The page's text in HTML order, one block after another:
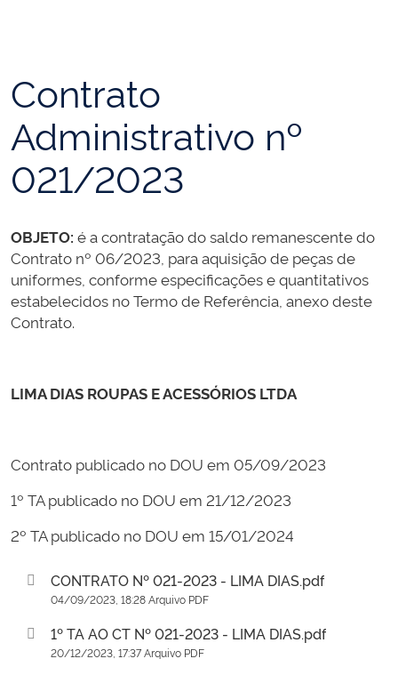
Contrato
Administrativo nº
021/2023
OBJETO: é a contratação do saldo remanescente do
Contrato nº 06/2023, para aquisição de peças de
uniformes, conforme especificações e quantitativos
estabelecidos no Termo de Referência, anexo deste
Contrato.
LIMA DIAS ROUPAS E ACESSÓRIOS LTDA
Contrato publicado no DOU em 05/09/2023
1º TA publicado no DOU em 21/12/2023
2º TA publicado no DOU em 15/01/2024
CONTRATO Nº 021-2023 - LIMA DIAS.pdf
04/09/2023, 18:28 Arquivo PDF
1º TA AO CT Nº 021-2023 - LIMA DIAS.pdf
20/12/2023, 17:37 Arquivo PDF